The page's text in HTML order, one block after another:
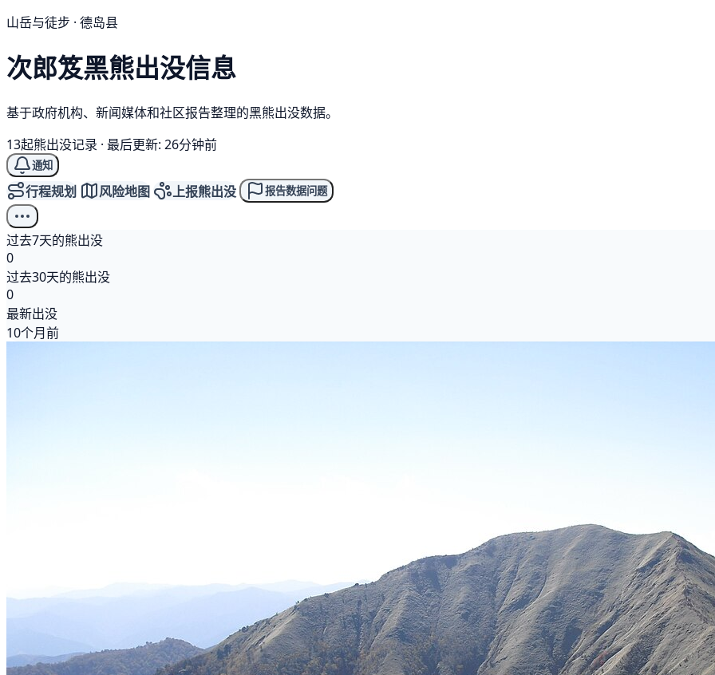
山岳与徒步 · 德岛县
次郎笈黑熊出没信息
基于政府机构、新闻媒体和社区报告整理的黑熊出没数据。
13起熊出没记录 · 最后更新: 26分钟前
通知
行程规划 风险地图 上报熊出没 报告数据问题
过去7天的熊出没
0
过去30天的熊出没
0
最新出没
10个月前